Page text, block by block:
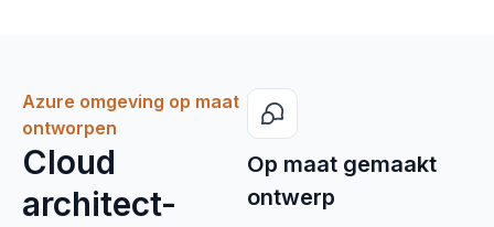
Azure omgeving op maat
ontworpen
Cloud
architect-
Op maat gemaakt
ontwerp